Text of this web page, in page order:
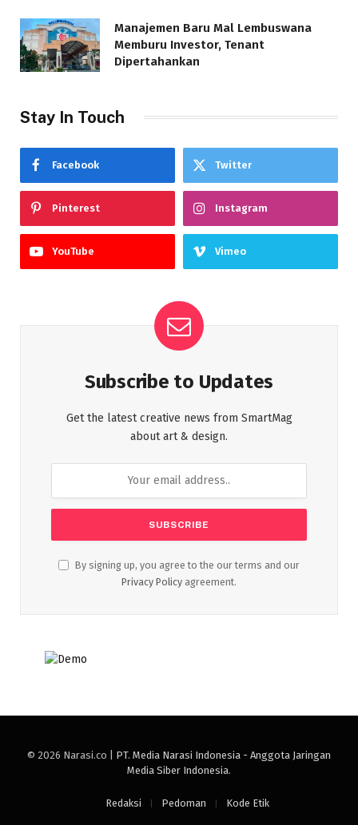
Manajemen Baru Mal Lembuswana
Memburu Investor, Tenant
Dipertahankan
Stay In Touch
Facebook Twitter
Pinterest Instagram
YouTube Vimeo
Subscribe to Updates
Get the latest creative news from SmartMag
about art & design.
By signing up, you agree to the our terms and our
Privacy Policy agreement.
© 2026 Narasi.co | PT. Media Narasi Indonesia - Anggota Jaringan
Media Siber Indonesia.
Redaksi Pedoman Kode Etik